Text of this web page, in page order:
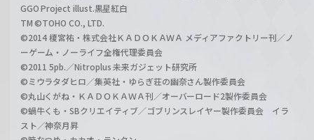
GGO Project illust.黒星紅白
TM ©TOHO CO., LTD.
©2014 榎宮祐・株式会社ＫＡＤＯＫＡＷＡ メディアファクトリー刊／ノ
ーゲーム・ノーライフ全権代理委員会
©2011 5pb.／Nitroplus 未来ガジェット研究所
©ミウラタダヒロ／集英社・ゆらぎ荘の幽奈さん製作委員会
©丸山くがね・ＫＡＤＯＫＡＷＡ刊／オーバーロード2製作委員会
©蝸牛くも・SBクリエイティブ／ゴブリンスレイヤー製作委員会 イラ
スト／神奈月昇